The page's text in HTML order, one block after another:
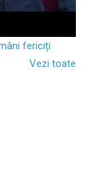
fericiți
Vezi toate